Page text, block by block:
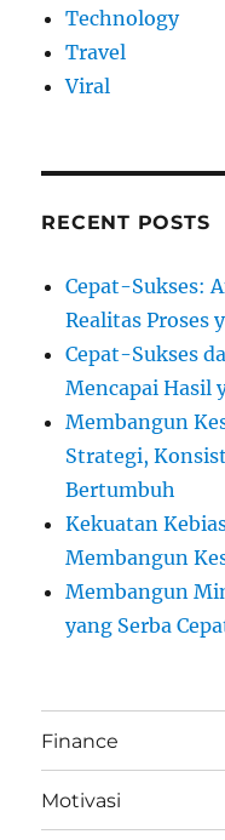
Technology
Travel
Viral
RECENT POSTS
Cepat-Sukses:
Realitas Proses
Cepat-Sukses
Mencapai Hasil
Membangun
Strategi,
Bertumbuh
Kekuatan
Membangun
Membangun
yang Serba
Finance
Motivasi